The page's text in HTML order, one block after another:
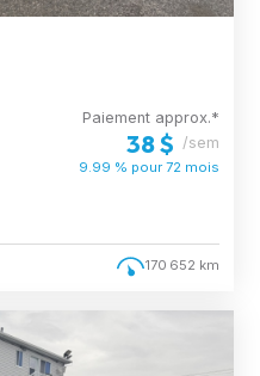
Paiement approx.*
38 $ /sem
9.99 % pour72 mois
170 652 km